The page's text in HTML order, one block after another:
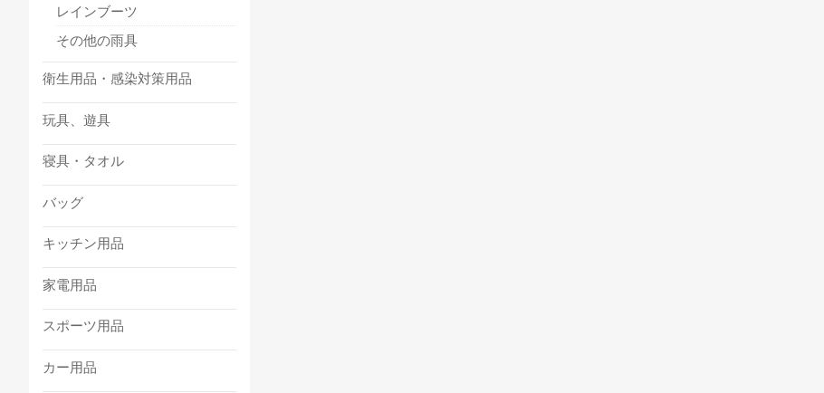
レインブーツ
その他の雨具
衛生用品・感染対策用品
玩具、遊具
寝具・タオル
バッグ
キッチン用品
家電用品
スポーツ用品
カー用品